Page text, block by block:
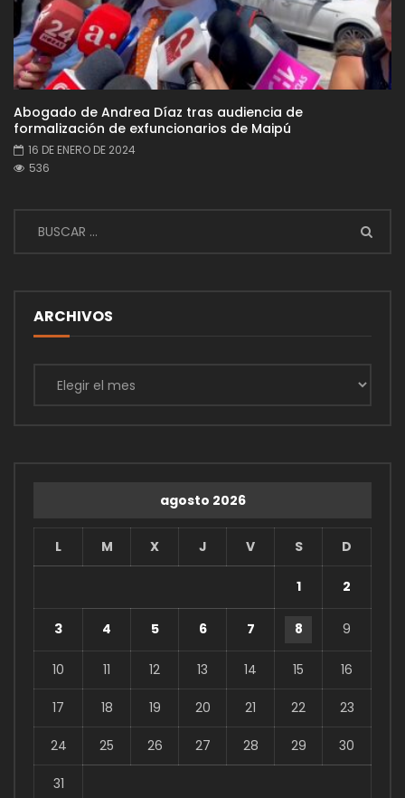
Abogado de Andrea Díaz tras audiencia de
formalización de exfuncionarios de Maipú
16 DE ENERO DE 2024
536
ARCHIVOS
agosto 2026
L M X J V S D
1 2
3 4 5 6 7 8 9
10 11 12 13 14 15 16
17 18 19 20 21 22 23
24 25 26 27 28 29 30
31